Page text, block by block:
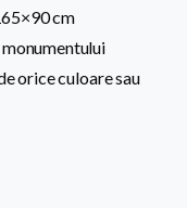
cm
orice culoare sau